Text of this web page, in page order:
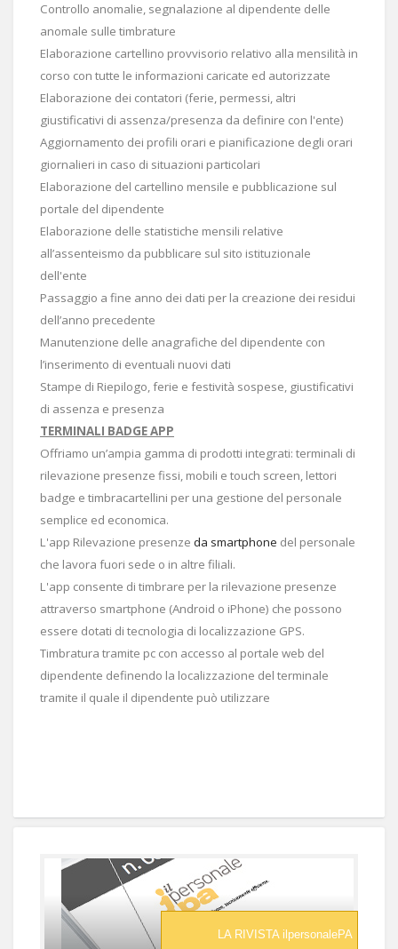
Controllo anomalie, segnalazione al dipendente delle
anomale sulle timbrature
Elaborazione cartellino provvisorio relativo alla mensilità in
corso con tutte le informazioni caricate ed autorizzate
Elaborazione dei contatori (ferie, permessi, altri
giustificativi di assenza/presenza da definire con l'ente)
Aggiornamento dei profili orari e pianificazione degli orari
giornalieri in caso di situazioni particolari
Elaborazione del cartellino mensile e pubblicazione sul
portale del dipendente
Elaborazione delle statistiche mensili relative
all’assenteismo da pubblicare sul sito istituzionale
dell'ente
Passaggio a fine anno dei dati per la creazione dei residui
dell’anno precedente
Manutenzione delle anagrafiche del dipendente con
l’inserimento di eventuali nuovi dati
Stampe di Riepilogo, ferie e festività sospese, giustificativi
di assenza e presenza
TERMINALI BADGE APP
Offriamo un’ampia gamma di prodotti integrati: terminali di
rilevazione presenze fissi, mobili e touch screen, lettori
badge e timbracartellini per una gestione del personale
semplice ed economica.
L'app Rilevazione presenze da smartphone del personale
che lavora fuori sede o in altre filiali.
L'app consente di timbrare per la rilevazione presenze
attraverso smartphone (Android o iPhone) che possono
essere dotati di tecnologia di localizzazione GPS.
Timbratura tramite pc con accesso al portale web del
dipendente definendo la localizzazione del terminale
tramite il quale il dipendente può utilizzare
LA RIVISTA ilpersonalePA